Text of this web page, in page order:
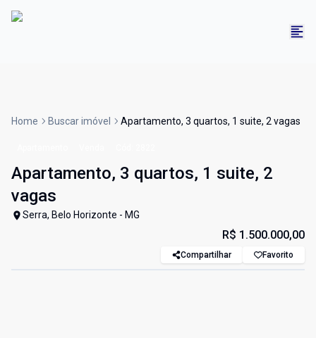
Home Buscar imóvel Apartamento, 3 quartos, 1 suite, 2 vagas
Apartamento, 3 quartos, 1 suite, 2
vagas
Serra, Belo Horizonte - MG
R$ 1.500.000,00
Compartilhar Favorito